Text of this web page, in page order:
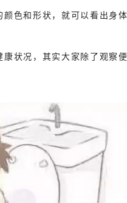
色和形状，就可以看出身
状况，其实大家除了观察